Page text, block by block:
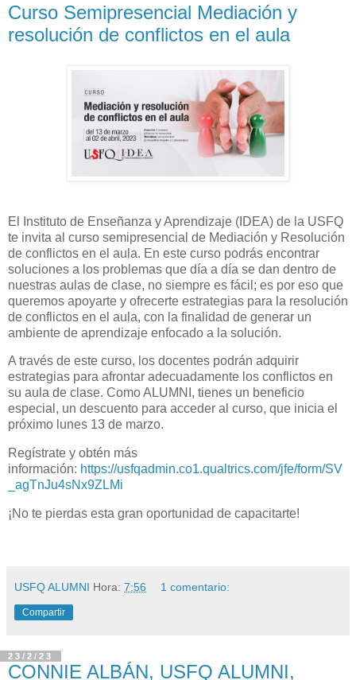
Curso Semipresencial Mediación y
resolución de conflictos en el aula
El Instituto de Enseñanza y Aprendizaje (IDEA) de la USFQ
te invita al curso semipresencial de Mediación y Resolución
de conflictos en el aula. En este curso podrás encontrar
soluciones a los problemas que día a día se dan dentro de
nuestras aulas de clase, no siempre es fácil; es por eso que
queremos apoyarte y ofrecerte estrategias para la resolución
de conflictos en el aula, con la finalidad de generar un
ambiente de aprendizaje enfocado a la solución.
A través de este curso, los docentes podrán adquirir
estrategias para afrontar adecuadamente los conflictos en
su aula de clase. Como ALUMNI, tienes un beneficio
especial, un descuento para acceder al curso, que inicia el
próximo lunes 13 de marzo.
Regístrate y obtén más
información: https://usfqadmin.co1.qualtrics.com/jfe/form/SV
_agTnJu4sNx9ZLMi
¡No te pierdas esta gran oportunidad de capacitarte!
USFQ ALUMNI Hora: 7:56 1 comentario:
Compartir
23/2/23
CONNIE ALBÁN, USFQ ALUMNI,